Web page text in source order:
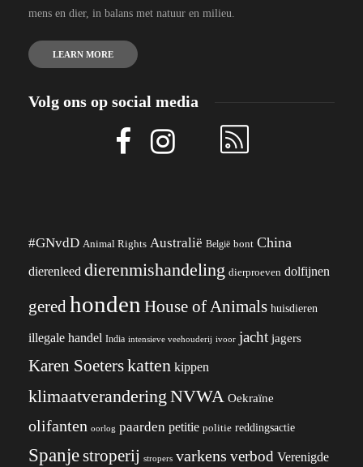
mens en dier, in balans met natuur en milieu.
LEARN MORE
Volg ons op social media
#GNvdD Animal Rights Australië België bont China
dierenleed dierenmishandeling dierproeven dolfijnen
geredhonden House of Animals huisdieren
illegale handel India intensieve veehouderij ivoor jacht jagers
Karen Soeterskatten kippen
klimaatverandering NVWA Oekraïne
olifanten oorlog paarden petitie politie reddingsactie
Spanjestroperij stropers varkens verbod Verenigde